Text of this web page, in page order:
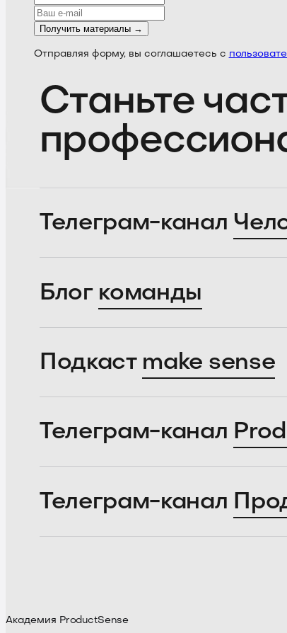
Получить материалы →
Отправляя форму, вы соглашаетесь с
Станьте
Телеграм-канал
Блог команды
Подкаст make sense
Телеграм-канал
Телеграм-канал
Академия ProductSense